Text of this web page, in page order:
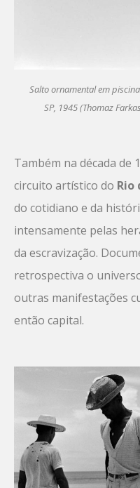
Salto ornamental em
SP, 1945 (Thomaz
Também na década de
circuito artístico do Rio
do cotidiano e da
intensamente pelas
da escravização.
retrospectiva o
outras manifestações
então capital.